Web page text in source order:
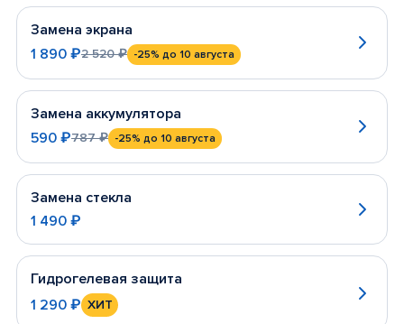
Замена экрана
1 890 ₽2 520 ₽ -25% до 10 августа
Замена аккумулятора
590 ₽787 ₽ -25% до 10 августа
Замена стекла
1 490 ₽
Гидрогелевая защита
1 290 ₽ ХИТ